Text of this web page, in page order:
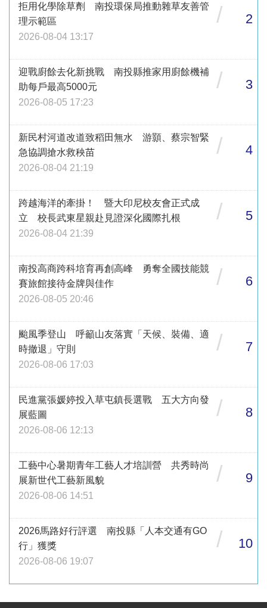
拒用化學除草劑 南投環保局推動雜草友善管
理示範區
2026-08-04 13:17
/ 2
迎戰廚餘去化新挑戰 南投縣推家用廚餘機補
助每戶最高5000元
2026-08-05 17:23
/ 3
新民村河道改道致稻田無水 游顥、蔡宗智緊
急協調搶水救秧苗
2026-08-04 21:19
/ 4
跨越海洋的牽掛！ 暨大印尼校友會正式成
立 校長武東星親赴見證深化國際扎根
2026-08-04 21:39
/ 5
南投高商跨科培育再創高峰 勇奪全國技能競
賽旅館接待金牌與佳作
2026-08-05 20:46
/ 6
颱風季登山 呼籲山友落實「天候、裝備、適
時撤退」守則
2026-08-06 17:03
/ 7
民進黨張媛婷投入草屯鎮長選戰 五大方向發
展藍圖
2026-08-06 12:13
/ 8
工藝中心暑期青年工藝人才培訓營 共秀時尚
展新世代工藝新風貌
2026-08-06 14:51
/ 9
2026馬路好行評選 南投縣「人本交通有GO
行」獲獎
2026-08-06 19:07
/ 10